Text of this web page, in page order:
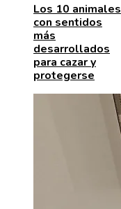
Los 10 animales
con sentidos
más
desarrollados
para cazar y
protegerse